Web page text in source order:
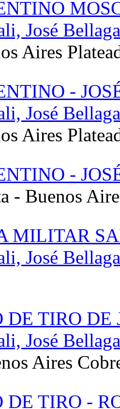
José
Aires
-
José
Aires
-
- Buenos
MILITAR
José
DE TIRO DE
José
Aires
DE TIRO -